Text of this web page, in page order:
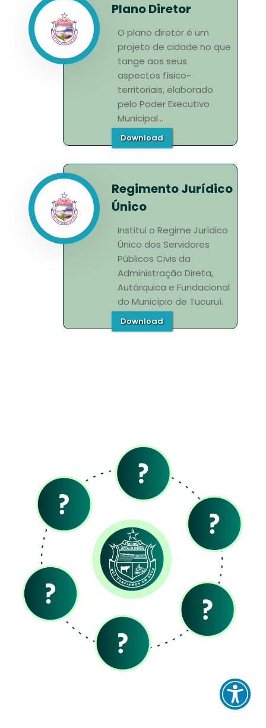
Plano Diretor
O plano diretor é um
projeto de cidade no que
tange aos seus
aspectos físico-
territoriais, elaborado
pelo Poder Executivo
Municipal...
Download
Regimento Jurídico
Único
Institui o Regime Jurídico
Único dos Servidores
Públicos Civis da
Administração Direta,
Autárquica e Fundacional
do Município de Tucuruí.
Download